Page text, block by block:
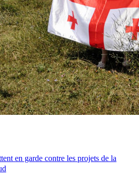
en garde contre les projets de la